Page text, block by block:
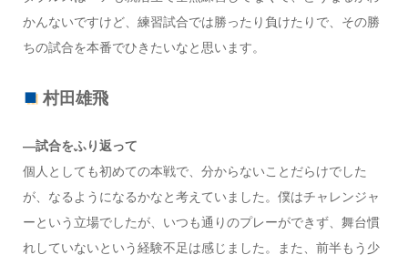
かんないですけど、練習試合では勝ったり負けたりで、その勝
ちの試合を本番でひきたいなと思います。
村田雄飛
―試合をふり返って
個人としても初めての本戦で、分からないことだらけでした
が、なるようになるかなと考えていました。僕はチャレンジャ
ーという立場でしたが、いつも通りのプレーができず、舞台慣
れしていないという経験不足は感じました。また、前半もう少